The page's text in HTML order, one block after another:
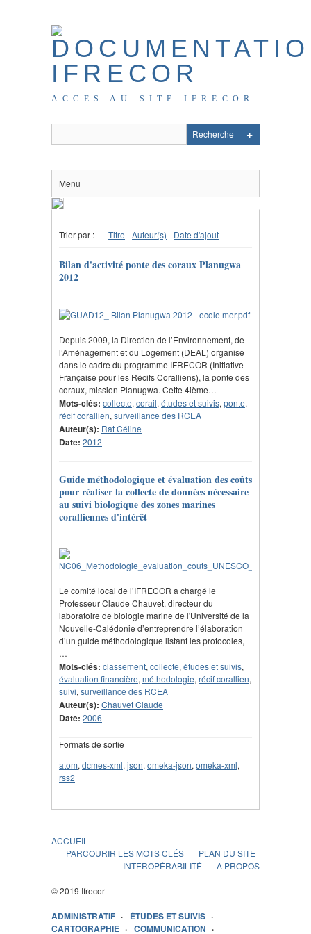
ACCES AU SITE IFRECOR
Menu
Trier par : Titre Auteur(s) Date d'ajout
Bilan d'activité ponte des coraux Planugwa
2012
Depuis 2009, la Direction de l’Environnement, de
l’Aménagement et du Logement (DEAL) organise
dans le cadre du programme IFRECOR (Initiative
Française pour les Récifs Coralliens), la ponte des
coraux, mission Planugwa. Cette 4ième…
Mots-clés: collecte, corail, études et suivis, ponte,
récif corallien, surveillance des RCEA
Auteur(s): Rat Céline
Date: 2012
Guide méthodologique et évaluation des coûts
pour réaliser la collecte de données nécessaire
au suivi biologique des zones marines
coralliennes d'intérêt
Le comité local de l’IFRECOR a chargé le
Professeur Claude Chauvet, directeur du
laboratoire de biologie marine de l'Université de la
Nouvelle-Calédonie d’entreprendre l’élaboration
d’un guide méthodologique listant les protocoles,
…
Mots-clés: classement, collecte, études et suivis,
évaluation financière, méthodologie, récif corallien,
suivi, surveillance des RCEA
Auteur(s): Chauvet Claude
Date: 2006
Formats de sortie
atom, dcmes-xml, json, omeka-json, omeka-xml,
rss2
ACCUEIL
PARCOURIR LES MOTS CLÉS
PLAN DU SITE
INTEROPÉRABILITÉ
À PROPOS
© 2019 Ifrecor
ADMINISTRATIF
ÉTUDES ET SUIVIS
CARTOGRAPHIE
COMMUNICATION